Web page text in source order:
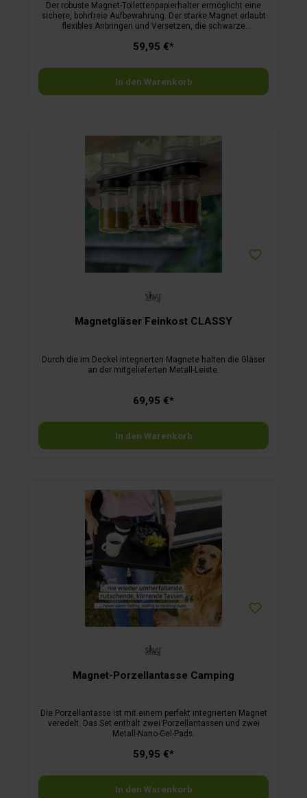
Der robuste Magnet-Toilettenpapierhalter ermöglicht eine
sichere, bohrfreie Aufbewahrung. Der starke Magnet erlaubt
flexibles Anbringen und Versetzen, die schwarze
Eine beiliegende Metall-Leiste dient als Gegenpol für festen
ungewolltes Abrollen. Stabil, praktisch und platzsparend.
59,95 €*
In den Warenkorb
Magnetgläser Feinkost CLASSY
Durch die im Deckel integrierten Magnete halten die Gläser
an der mitgelieferten Metall-Leiste.
69,95 €*
In den Warenkorb
Magnet-Porzellantasse Camping
Die Porzellantasse ist mit einem perfekt integrierten Magnet
veredelt. Das Set enthält zwei Porzellantassen und zwei
Metall-Nano-Gel-Pads.
59,95 €*
In den Warenkorb